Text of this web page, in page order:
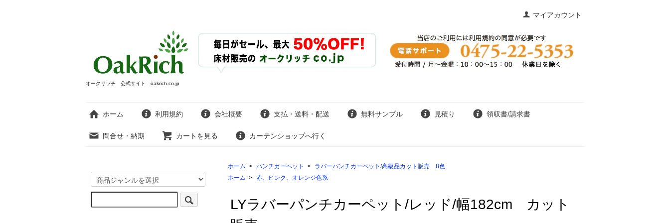
マイアカウント
オークリッチ 公式サイト oakrich.co.jp
ホーム 利用規約 会社概要 支払・送料・配送 無料サンプル 見積り 領収書/請求書
問合せ・納期 カートを見る カーテンショップへ行く
ホーム > パンチカーペット >
ラバーパンチカーペット/高級品カット販売 8色
ホーム > 赤、ピンク、オレンジ色系
LYラバーパンチカーペット/レッド/幅182cm カット